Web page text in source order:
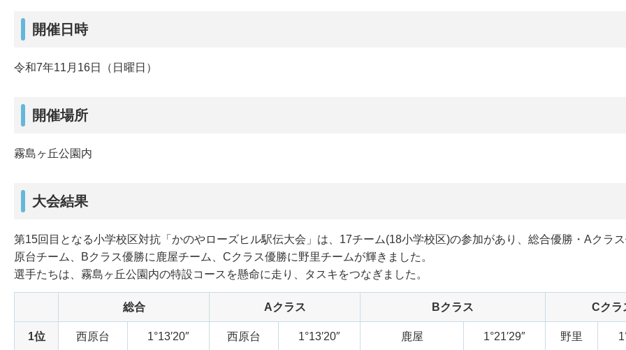
開催日時
令和7年11月16日（日曜日）
開催場所
霧島ヶ丘公園内
大会結果
第15回目となる小学校区対抗「かのやローズヒル駅伝大会」は、17チーム(18小学校区)の参加があり、総合優勝・Aクラ
原台チーム、Bクラス優勝に鹿屋チーム、Cクラス優勝に野里チームが輝きました。
選手たちは、霧島ヶ丘公園内の特設コースを懸命に走り、タスキをつなぎました。
総合 Aクラス Bクラス Cクラ
1位 西原台 1°13′20″ 西原台 1°13′20″ 鹿屋 1°21′29″ 野里